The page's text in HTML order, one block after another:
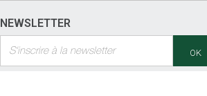
NEWSLETTER
OK